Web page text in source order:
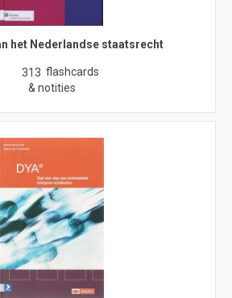
het Nederlandse staatsrecht
313 flashcards
& notities